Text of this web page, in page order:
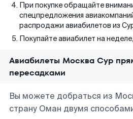
При покупке обращайте
спецпредложения
распродажи авиабилетов из
Покупайте авиабилет на
Авиабилеты Москва Сур
пересадками
Вы можете добраться из
страну Оман двумя